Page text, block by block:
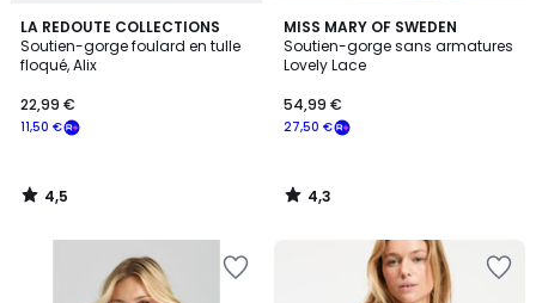
LA REDOUTE COLLECTIONS
Soutien-gorge foulard en tulle
floqué, Alix
11,50 €
22,99 €
4,5
/ 5
4,5
/
MISS MARY OF SWEDEN
Soutien-gorge sans armatures
Lovely Lace
27,50 €
54,99 €
4,3
/ 5
4,3
/